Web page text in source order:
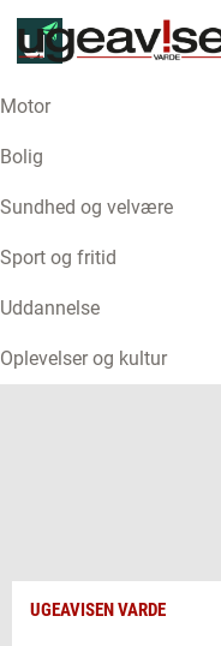
Motor
Bolig
Sundhed og velvære
Sport og fritid
Uddannelse
Oplevelser og kultur
UGEAVISEN VARDE